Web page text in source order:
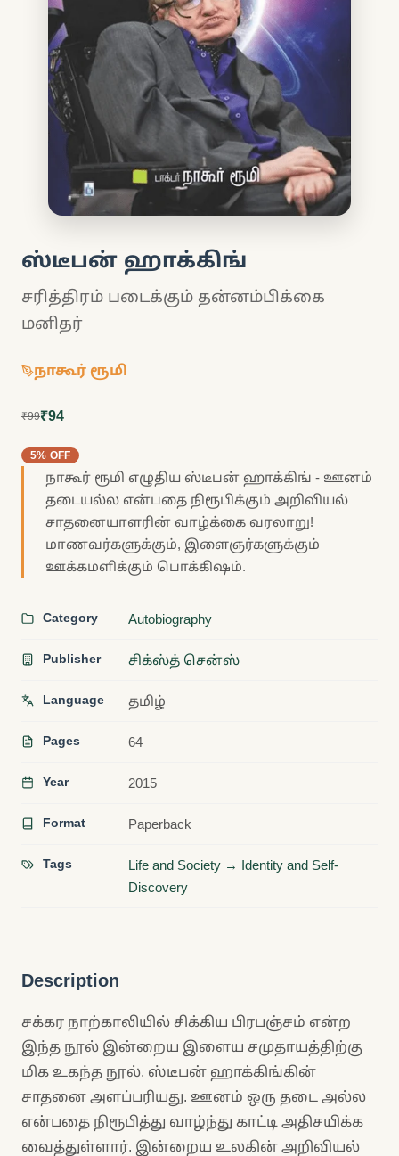
ஸ்டீபன் ஹாக்கிங்
சரித்திரம் படைக்கும் தன்னம்பிக்கை
மனிதர்
நாகூர் ரூமி
₹99₹94
5% OFF
நாகூர் ரூமி எழுதிய ஸ்டீபன் ஹாக்கிங் - ஊனம்
தடையல்ல என்பதை நிரூபிக்கும் அறிவியல்
சாதனையாளரின் வாழ்க்கை வரலாறு!
மாணவர்களுக்கும், இளைஞர்களுக்கும்
ஊக்கமளிக்கும் பொக்கிஷம்.
Category Autobiography
Publisher சிக்ஸ்த் சென்ஸ்
Language தமிழ்
Pages 64
Year 2015
Format Paperback
Tags
Life and Society → Identity and Self-
Discovery
Description
சக்கர நாற்காலியில் சிக்கிய பிரபஞ்சம் என்ற
இந்த நூல் இன்றைய இளைய சமுதாயத்திற்கு
மிக உகந்த நூல். ஸ்டீபன் ஹாக்கிங்கின்
சாதனை அளப்பரியது. ஊனம் ஒரு தடை அல்ல
என்பதை நிரூபித்து வாழ்ந்து காட்டி அதிசயிக்க
வைத்துள்ளார். இன்றைய உலகின் அறிவியல்